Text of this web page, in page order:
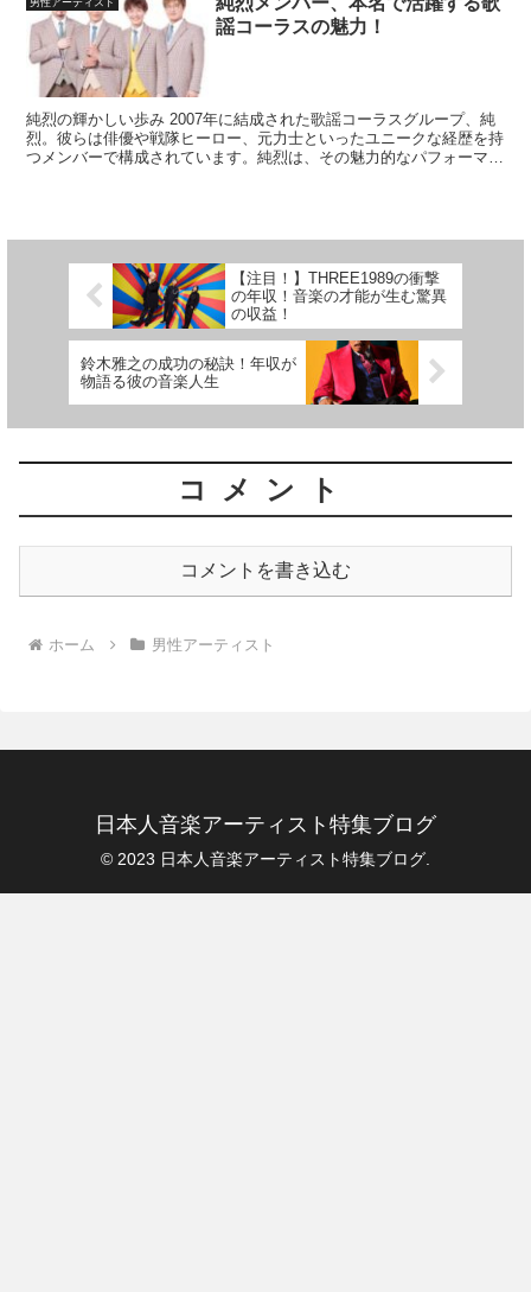
謡コーラスの魅力！
純烈の輝かしい歩み 2007年に結成された歌謡コーラスグループ、純
烈。彼らは俳優や戦隊ヒーロー、元力士といったユニークな経歴を持
つメンバーで構成されています。純烈は、その魅力的なパフォーマン
【注目！】THREE1989の衝撃
の年収！音楽の才能が生む驚異
の収益！
鈴木雅之の成功の秘訣！年収が
物語る彼の音楽人生
コメント
コメントを書き込む
ホーム 男性アーティスト
日本人音楽アーティスト特集ブログ
© 2023 日本人音楽アーティスト特集ブログ.